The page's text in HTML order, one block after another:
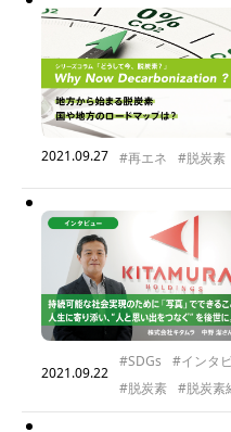
2021.09.27 #再エネ #脱炭素
2021.09.22
#SDGs #インタ
#脱炭素
#脱炭素